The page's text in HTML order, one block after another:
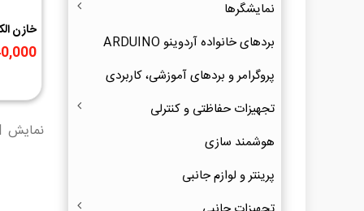
نمایشگرها
بردهای خانواده آردوینو ARDUINO
پروگرامر و بردهای آموزشی، کاربردی
تجهیزات حفاظتی و کنترلی
هوشمند سازی
پرینتر و لوازم جانبی
6.3V ژاپنی مارک ELNA
140,000
نمایش 1 تا 2 از 2 مورد